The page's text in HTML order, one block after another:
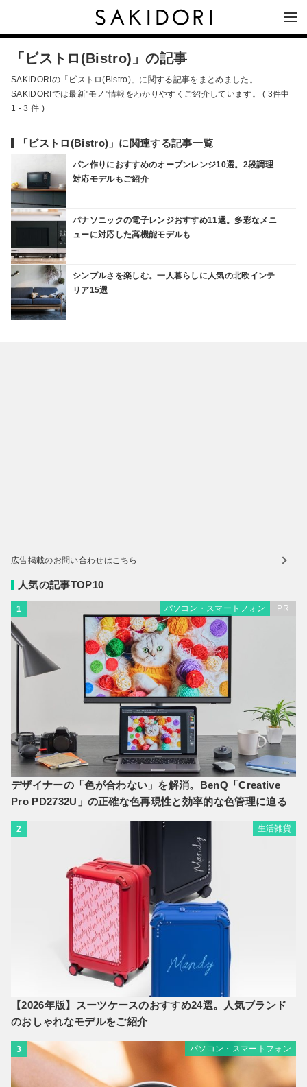
「ビストロ(Bistro)」の記事
SAKIDORIの「ビストロ(Bistro)」に関する記事をまとめました。
SAKIDORIでは最新"モノ"情報をわかりやすくご紹介しています。 ( 3件中
1 - 3 件 )
「ビストロ(Bistro)」に関連する記事一覧
パン作りにおすすめのオーブンレンジ10選。2段調理
対応モデルもご紹介
パナソニックの電子レンジおすすめ11選。多彩なメニ
ューに対応した高機能モデルも
シンプルさを楽しむ。一人暮らしに人気の北欧インテ
リア15選
広告掲載のお問い合わせはこちら
人気の記事TOP10
1 パソコン・スマートフォン PR
デザイナーの「色が合わない」を解消。BenQ「Creative
Pro PD2732U」の正確な色再現性と効率的な色管理に迫る
2 生活雑貨
【2026年版】スーツケースのおすすめ24選。人気ブランド
のおしゃれなモデルをご紹介
3 パソコン・スマートフォン